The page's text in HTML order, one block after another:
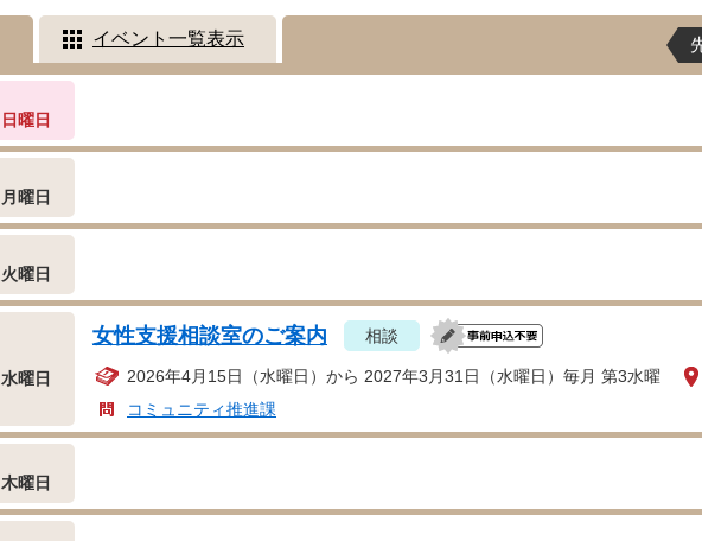
イベント一覧表示
日曜日
月曜日
火曜日
水曜日
女性支援相談室のご案内 相談
2026年4月15日（水曜日）から 2027年3月31日（水曜日）毎月 第3水曜
コミュニティ推進課
木曜日